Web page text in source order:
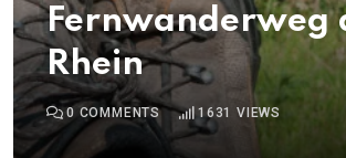
Fernwanderweg
Rhein
0 COMMENTS 1631 VIEWS